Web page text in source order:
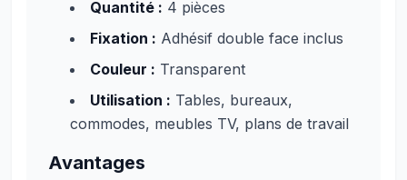
Quantité : 4 pièces
Fixation : Adhésif double face inclus
Couleur : Transparent
Utilisation : Tables, bureaux,
commodes, meubles TV, plans de travail
Avantages